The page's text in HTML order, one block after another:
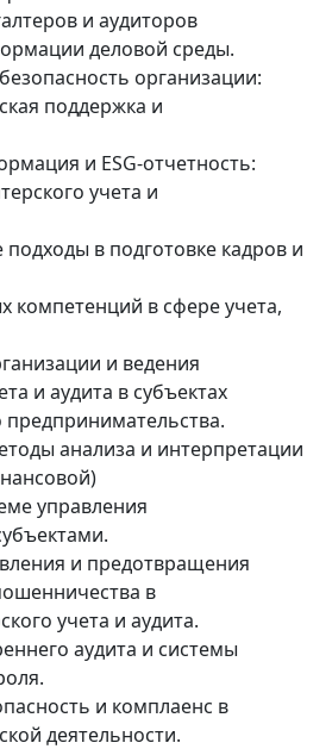
и аудиторов
деловой среды.
организации:
поддержка и
и ESG-отчетность:
учета и
в подготовке кадров и
компетенций в сфере учета,
и ведения
и аудита в субъектах
предпринимательства.
анализа и интерпретации
управления
и предотвращения
в
учета и аудита.
аудита и системы
и комплаенс в
деятельности.